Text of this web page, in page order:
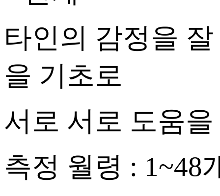
타인의 감정을
을 기초로
서로 서로 도움
측정 월령 : 1~48